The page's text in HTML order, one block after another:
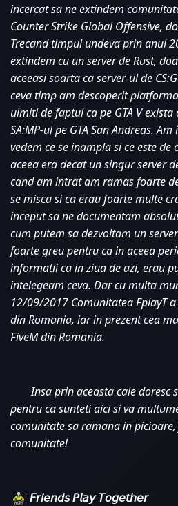
incercat sa ne extindem
Counter Strike Global Offensive,
Trecand timpul undeva prin anul
extindem cu un server de Rust,
aceeasi soarta ca server-ul de
ceva timp am descoperit
uimiti de faptul ca pe GTA V
SA:MP-ul pe GTA San Andreas.
vedem ce se inampla si ce este
aceea era decat un singur server
cand am intrat am ramas foarte
se misca si ca erau foarte multe
inceput sa ne documentam
cum putem sa dezvoltam un
foarte greu pentru ca in aceea
informatii ca in ziua de azi, erau
intelegeam ceva. Dar cu multa
12/09/2017 Comunitatea FplayT
din Romania, iar in prezent cea
FiveM din Romania.
Insa prin aceasta cale doresc
pentru ca sunteti aici si va
comunitate sa ramana in
comunitate!
𝘍𝘳𝘪𝘦𝘯𝘥𝘴 𝘗𝘭𝘢𝘺 𝘛𝘰𝘨𝘦𝘵𝘩𝘦𝘳